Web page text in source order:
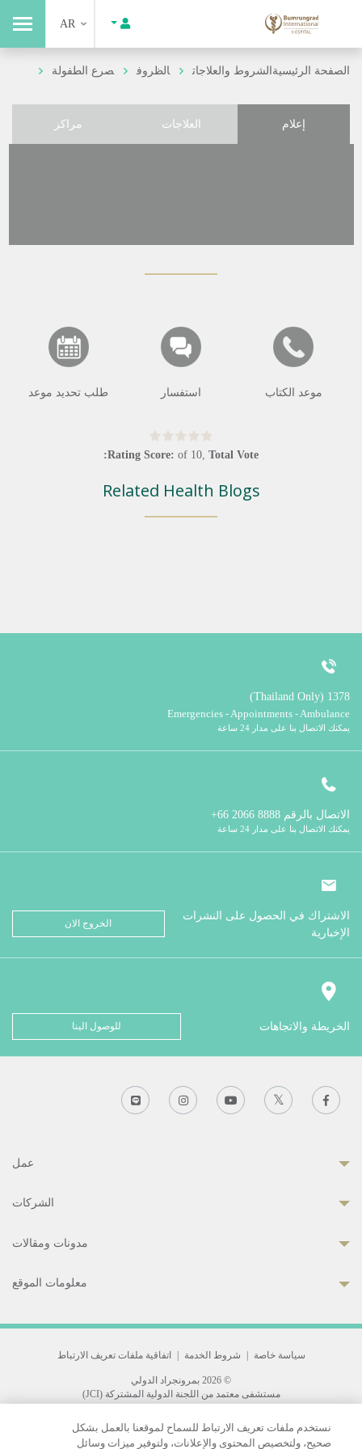
AR
الصفحة الرئيسيةالشروط والعلاجات الظروف صرع الطفولة
إعلام العلاجات مراكز
موعد الكتاب استفسار طلب تحديد موعد
Rating Score: of 10, Total Vote:
Related Health Blogs
1378 (Thailand Only)
Emergencies - Appointments - Ambulance
يمكنك الاتصال بنا على مدار 24 ساعة
الاتصال بالرقم
يمكنك الاتصال بنا على مدار 24 ساعة
الاشتراك في الحصول على النشرات
الإخبارية
الخروج الان
الخريطة والاتجاهات للوصول الينا
عمل
الشركات
مدونات ومقالات
معلومات الموقع
سياسة خاصة شروط الخدمة اتفاقية ملفات تعريف الارتباط
© 2026 بمرونجراد الدولي
مستشفى معتمد من اللجنة الدولية المشتركة (JCI)
33 Sukhumvit 3, Wattana, Bangkok 10110 Thailand.
All rights reserved.
نستخدم ملفات تعريف الارتباط للسماح لموقعنا بالعمل بشكل
صحيح، ولتخصيص المحتوى والإعلانات، ولتوفير ميزات وسائل